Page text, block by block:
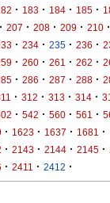
· 183 · 184 · 185 ·
· 207 · 208 · 209 · 210 ·
· 234 · 235 · 236 ·
· 260 · 261 · 262 ·
· 286 · 287 · 288 ·
· 312 · 313 · 314 ·
· 542 · 560 · 561 ·
· 1623 · 1637 · 1681 ·
· 2143 · 2144 · 2145 ·
· 2411 · 2412 ·